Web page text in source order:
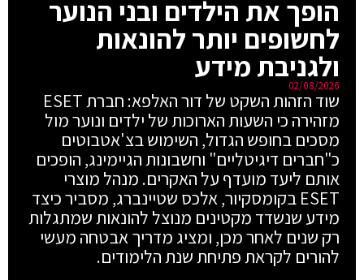
הופך את הילדים ובני הנוער
לחשופים יותר להונאות
ולגניבת מידע
02/08/2026
שוד הזהות השקט של דור האלפא: חברת ESET
מזהירה כי השעות הארוכות של ילדים ונוער מול
מסכים בחופש הגדול, השימוש בצ'אטבוטים
כ"חברים דיגיטליים" וחשבונות הגיימינג, הופכים
אותם ליעד מועדף על האקרים. מנהל מוצרי
ESET בקומסקיור, אלכס שטיינברג, מסביר כיצד
מידע שנשדד מקטינים מנוצל להונאות שמתגלות
רק שנים לאחר מכן, ומציג מדריך אבטחה מעשי
להורים לקראת פתיחת שנת הלימודים.